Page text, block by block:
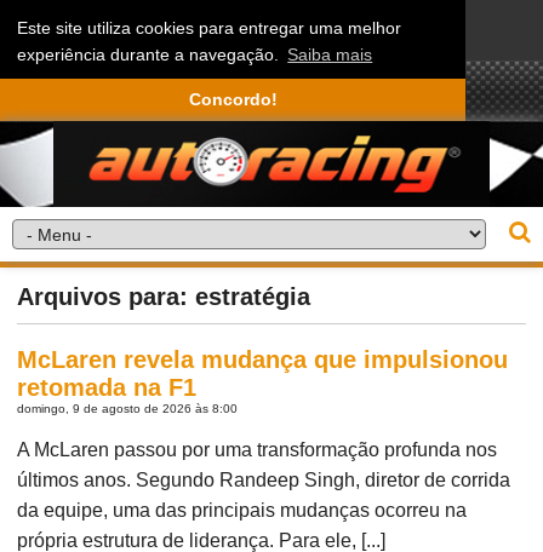
Este site utiliza cookies para entregar uma melhor
experiência durante a navegação. Saiba mais
Concordo!
Arquivos para: estratégia
McLaren revela mudança que impulsionou
retomada na F1
domingo, 9 de agosto de 2026 às 8:00
A McLaren passou por uma transformação profunda nos
últimos anos. Segundo Randeep Singh, diretor de corrida
da equipe, uma das principais mudanças ocorreu na
própria estrutura de liderança. Para ele, [...]